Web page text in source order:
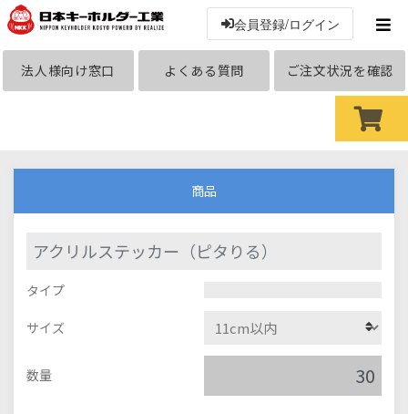
会員登録/ログイン
法人様向け窓口 よくある質問 ご注文状況を確認
商品
アクリルステッカー（ピタりる）
タイプ
サイズ
数量